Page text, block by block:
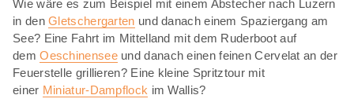
Wie wäre es zum Beispiel mit einem Abstecher nach Luzern
in denGletschergarten und danach einem Spaziergang am
See? Eine Fahrt im Mittelland mit dem Ruderboot auf
demOeschinenseeund danach einen feinen Cervelat an der
Feuerstelle grillieren? Eine kleine Spritztour mit
einer Miniatur-Dampflock im Wallis?